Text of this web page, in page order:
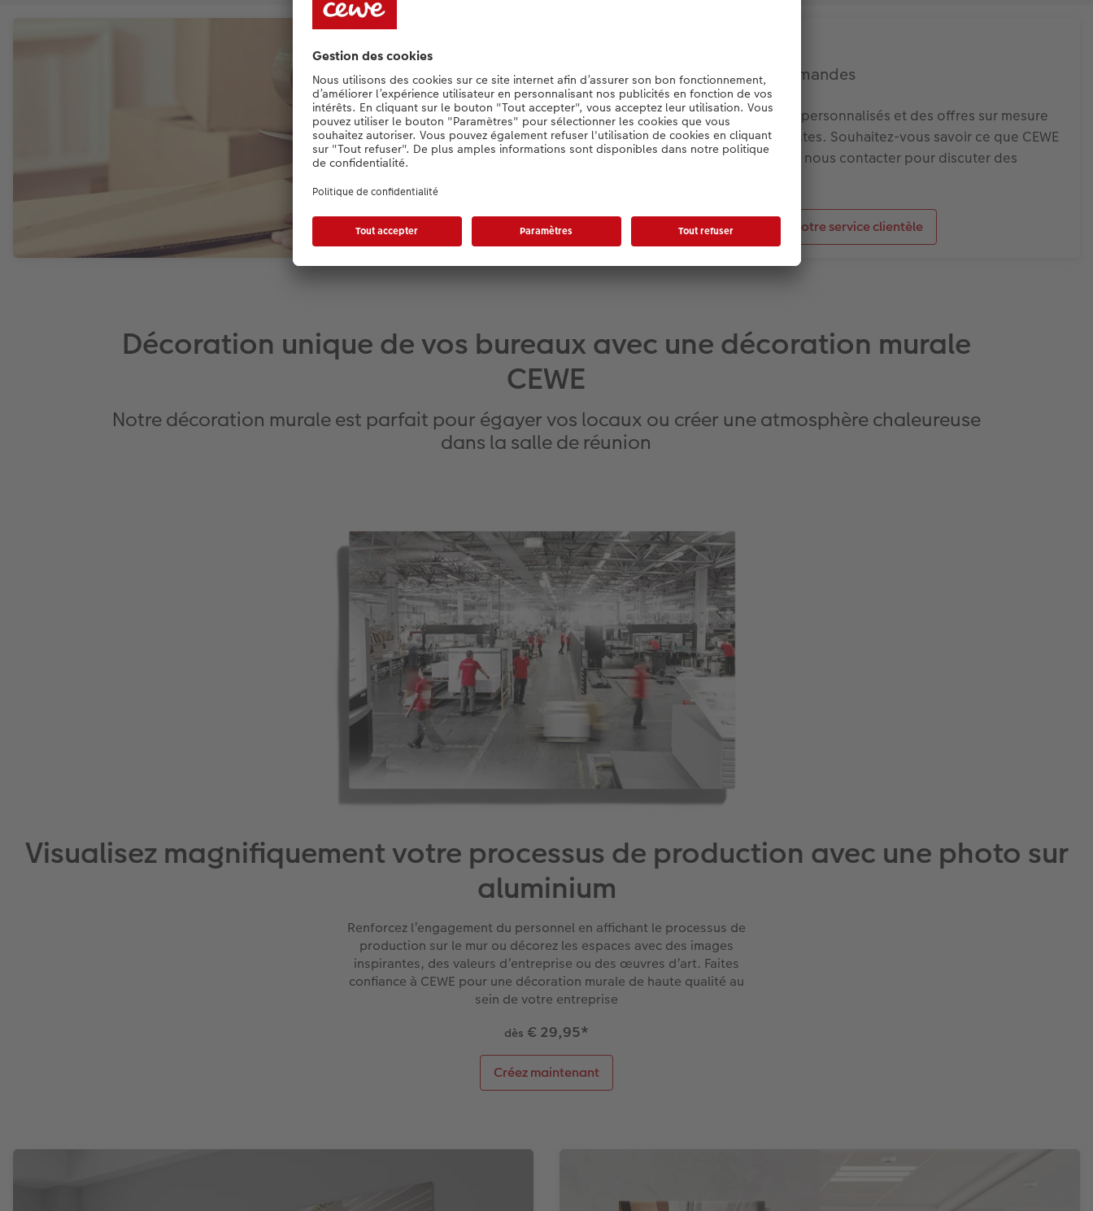
Avantages des grosses commandes
Nous proposons des conseils personnalisés et des offres sur mesure
pour les commandes importantes. Souhaitez-vous savoir ce que CEWE
peut faire pour vous ? Veuillez nous contacter pour discuter des
Contactez notre service clientèle
Décoration unique de vos bureaux avec une décoration murale
CEWE
Notre décoration murale est parfait pour égayer vos locaux ou créer une atmosphère chaleureuse
dans la salle de réunion
Visualisez magnifiquement votre processus de production avec une photo sur
aluminium
Renforcez l’engagement du personnel en affichant le processus de
production sur le mur ou décorez les espaces avec des images
inspirantes, des valeurs d’entreprise ou des œuvres d’art. Faites
confiance à CEWE pour une décoration murale de haute qualité au
sein de votre entreprise
dès € 29,95*
Créez maintenant